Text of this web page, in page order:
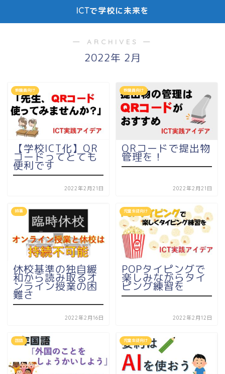
ICTで学校に未来を
― ARCHIVES ―
2022年 2月
教職員向け
【学校ICT化】QR
コードってとても
便利です
2022年2月21日
教職員向け
QRコードで提出物
管理を！
2022年2月21日
時事
休校基準の独自緩
和から読み取るオ
ンライン授業の困
難さ
2022年2月16日
児童生徒向け
POPタイピングで
楽しみながらタイ
ピング練習を
2022年2月12日
国語 児童生徒向け